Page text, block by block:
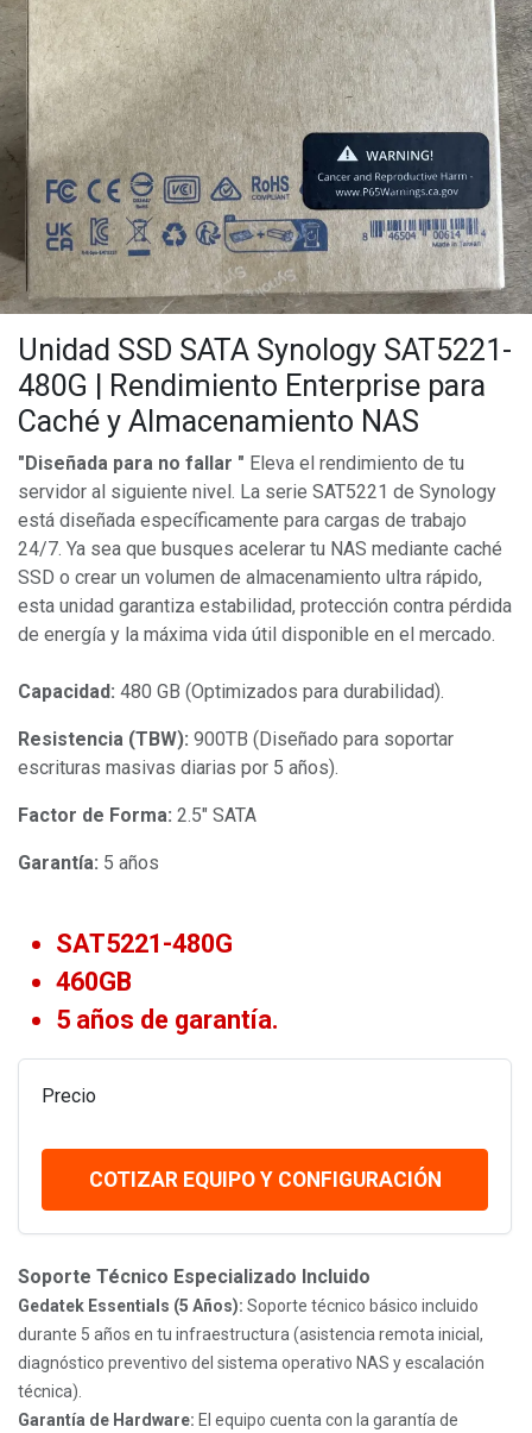
Unidad SSD SATA Synology SAT5221-
480G | Rendimiento Enterprise para
Caché y Almacenamiento NAS
"Diseñada para no fallar " Eleva el rendimiento de tu
servidor al siguiente nivel. La serie SAT5221 de Synology
está diseñada específicamente para cargas de trabajo
24/7. Ya sea que busques acelerar tu NAS mediante caché
SSD o crear un volumen de almacenamiento ultra rápido,
esta unidad garantiza estabilidad, protección contra pérdida
de energía y la máxima vida útil disponible en el mercado.
Capacidad: 480 GB (Optimizados para durabilidad).
Resistencia (TBW): 900TB (Diseñado para soportar
escrituras masivas diarias por 5 años).
Factor de Forma: 2.5" SATA
Garantía: 5 años
SAT5221-480G
460GB
5 años de garantía.
Precio
COTIZAR EQUIPO Y CONFIGURACIÓN
Soporte Técnico Especializado Incluido
Gedatek Essentials (5 Años): Soporte técnico básico incluido
durante 5 años en tu infraestructura (asistencia remota inicial,
diagnóstico preventivo del sistema operativo NAS y escalación
técnica).
Garantía de Hardware: El equipo cuenta con la garantía de